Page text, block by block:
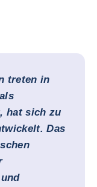
treten in
hat sich zu
Das